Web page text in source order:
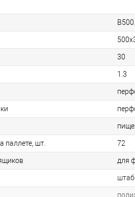
30
1.3
паллете, шт. 72
для